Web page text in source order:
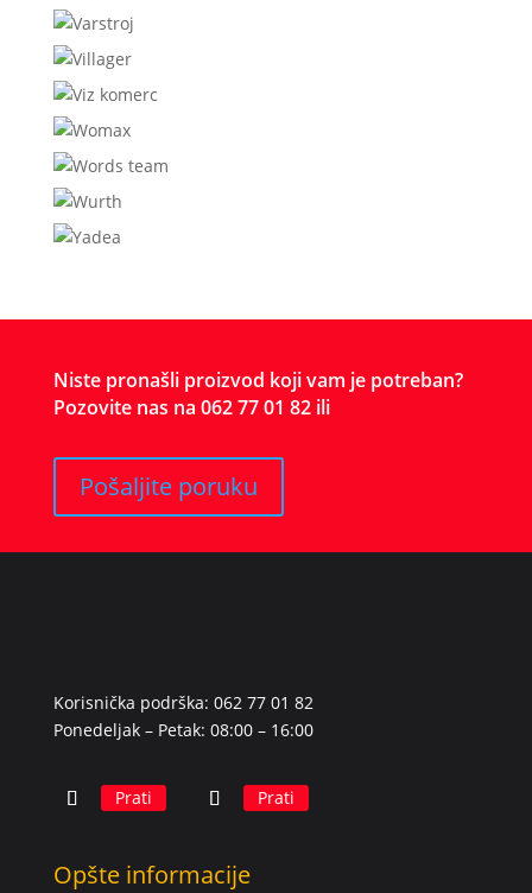
Niste pronašli proizvod koji vam je potreban?
Pozovite nas na 062 77 01 82 ili
Pošaljite poruku
Korisnička podrška: 062 77 01 82
Ponedeljak – Petak: 08:00 – 16:00
Prati Prati
Opšte informacije